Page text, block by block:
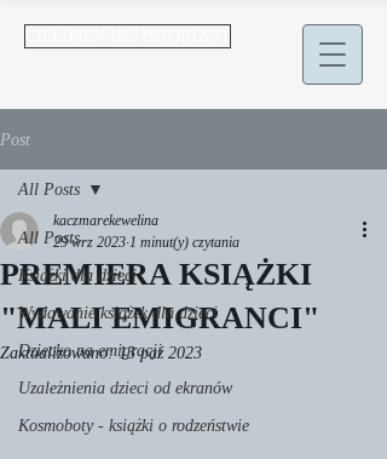
Post
All Posts
Książki dla dzieci
Wydawanie książek dla dzieci
Dziecko na emigracji
Uzależnienia dzieci od ekranów
Kosmoboty - książki o rodzeństwie
All Posts
PREMIERA KSIĄŻKI
"MALI EMIGRANCI"
kaczmarekewelina
29 wrz 2023 1 minut(y) czytania
Zaktualizowano:13 paź 2023